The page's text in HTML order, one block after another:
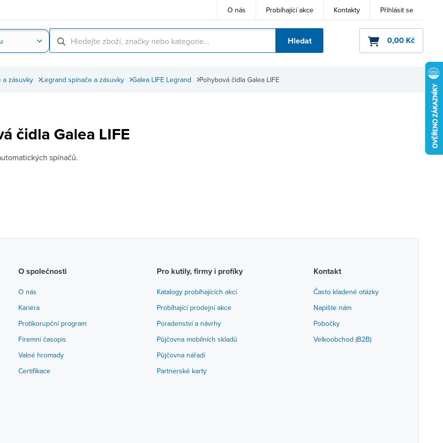
O nás Probíhající akce Kontakty Přihlásit se
Hledat 0,00 Kč
Pohybová čidla Galea LIFE
Galea LIFE Legrand
Legrand spínače a zásuvky
a zásuvky
čidla Galea LIFE
spínačů.
O společnosti
O nás
Kariéra
Protikorupční program
Firemní časopis
Valné hromady
Certifikace
Pro kutily, firmy i profíky
Katalogy probíhajících akcí
Probíhající prodejní akce
Poradenství a návrhy
Půjčovna mobilních skladů
Půjčovna nářadí
Partnerské karty
Kontakt
Často kladené otázky
Napište nám
Pobočky
Velkoobchod (B2B)